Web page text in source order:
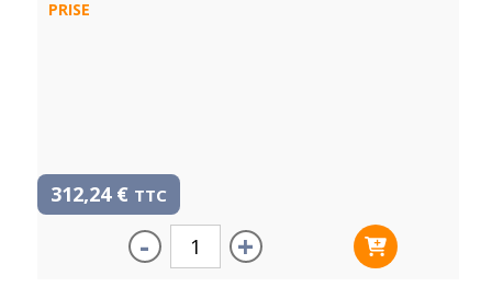
PRISE
312,24 € TTC
- +